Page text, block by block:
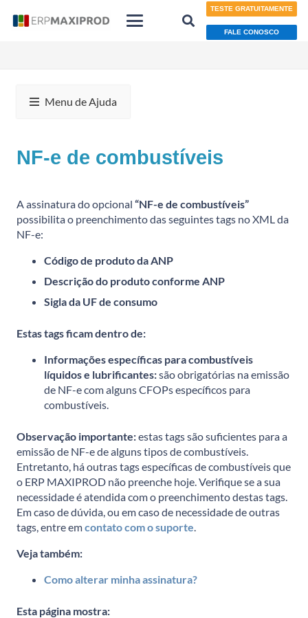
TESTE GRATUITAMENTE
FALE CONOSCO
Menu de Ajuda
NF-e de combustíveis
A assinatura do opcional “NF-e de combustíveis”
possibilita o preenchimento das seguintes tags no XML da
NF-e:
Código de produto da ANP
Descrição do produto conforme ANP
Sigla da UF de consumo
Estas tags ficam dentro de:
Informações específicas para combustíveis
líquidos e lubrificantes:são obrigatórias na emissão
de NF-e com alguns CFOPs específicos para
combustíveis.
Observação importante:estas tags são suficientes para a
emissão de NF-e de alguns tipos de combustíveis.
Entretanto, há outras tags específicas de combustíveis que
o ERP MAXIPROD não preenche hoje. Verifique se a sua
necessidade é atendida com o preenchimento destas tags.
Em caso de dúvida, ou em caso de necessidade de outras
tags, entre emcontato com o suporte
Veja também:
Como alterar minha assinatura?
Esta página mostra: